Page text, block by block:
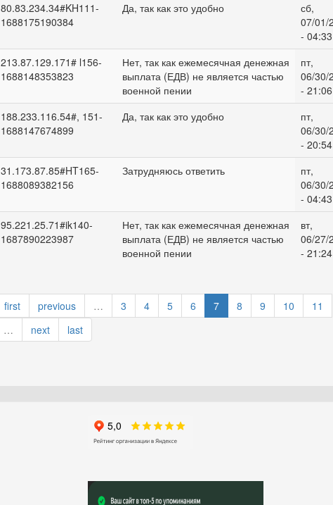
80.83.234.34#KH111-
1688175190384
Да, так как это удобно
сб,
07/01/
- 04:33
213.87.129.171# l156-
1688148353823
Нет, так как ежемесячная денежная
выплата (ЕДВ) не является частью
военной пении
пт,
06/30/
- 21:06
188.233.116.54#, 151-
1688147674899
Да, так как это удобно
пт,
06/30/
- 20:54
31.173.87.85#HT165-
1688089382156
Затрудняюсь ответить
пт,
06/30/
- 04:43
95.221.25.71#ik140-
1687890223987
Нет, так как ежемесячная денежная
выплата (ЕДВ) не является частью
военной пении
вт,
06/27/
- 21:24
first previous … 3 4 5 6 7 8 9 10
11
…
next last